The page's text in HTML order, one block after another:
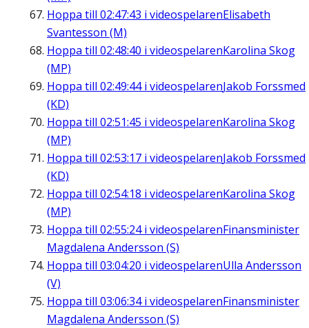
Hoppa till 02:47:43 i videospelarenElisabeth
Svantesson (M)
Hoppa till 02:48:40 i videospelarenKarolina Skog
(MP)
Hoppa till 02:49:44i videospelarenJakob Forssmed
(KD)
Hoppa till 02:51:45 i videospelarenKarolina Skog
(MP)
Hoppa till 02:53:17 i videospelarenJakob Forssmed
(KD)
Hoppa till 02:54:18 i videospelarenKarolina Skog
(MP)
Hoppa till 02:55:24i videospelarenFinansminister
Magdalena Andersson (S)
Hoppa till 03:04:20 i videospelarenUlla Andersson
(V)
Hoppa till 03:06:34i videospelarenFinansminister
Magdalena Andersson (S)